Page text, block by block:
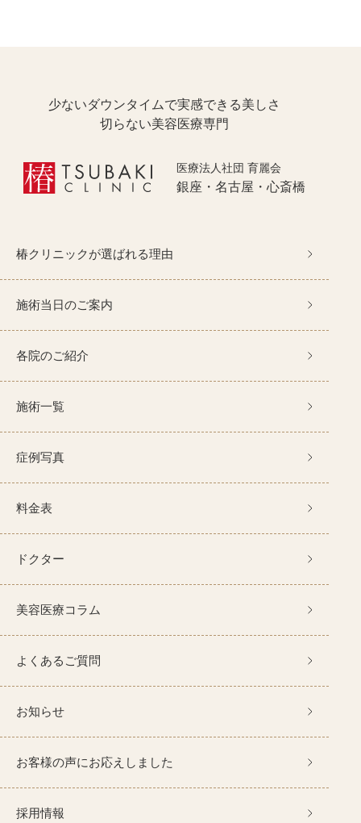
少ないダウンタイムで実感できる美しさ
切らない美容医療専門
医療法人社団 育麗会
銀座・名古屋・心斎橋
椿クリニックが選ばれる理由
施術当日のご案内
各院のご紹介
施術一覧
症例写真
料金表
ドクター
美容医療コラム
よくあるご質問
お知らせ
お客様の声にお応えしました
採用情報